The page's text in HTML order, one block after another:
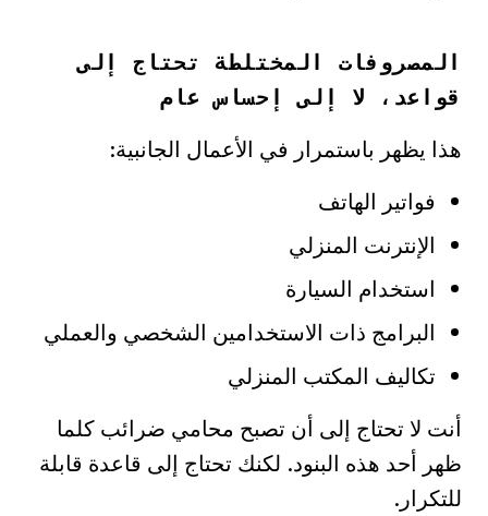
المصروفات المختلطة تحتاج إلى
قواعد، لا إلى إحساس عام
هذا يظهر باستمرار في الأعمال الجانبية:
فواتير الهاتف
الإنترنت المنزلي
استخدام السيارة
البرامج ذات الاستخدامين الشخصي والعملي
تكاليف المكتب المنزلي
أنت لا تحتاج إلى أن تصبح محامي ضرائب كلما
ظهر أحد هذه البنود. لكنك تحتاج إلى قاعدة قابلة
للتكرار.